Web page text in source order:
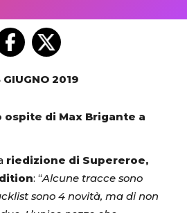
2019
ospite di Max Brigante a
riedizione di Supereroe,
: “Alcune tracce sono
sono 4 novità, ma di non